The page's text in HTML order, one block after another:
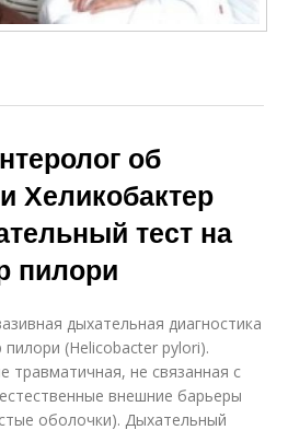
об
Хеликобактер
тест на
пилори
дыхательная диагностика
(Helicobacter pylori).
травматичная, не связанная с
внешние барьеры
оболочки). Дыхательный